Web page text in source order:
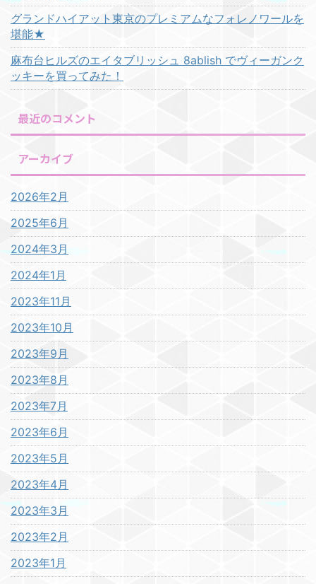
グランドハイアット東京のプレミアムなフォレノワールを
堪能★
麻布台ヒルズのエイタブリッシュ 8ablish でヴィーガンク
ッキーを買ってみた！
最近のコメント
アーカイブ
2026年2月
2025年6月
2024年3月
2024年1月
2023年11月
2023年10月
2023年9月
2023年8月
2023年7月
2023年6月
2023年5月
2023年4月
2023年3月
2023年2月
2023年1月